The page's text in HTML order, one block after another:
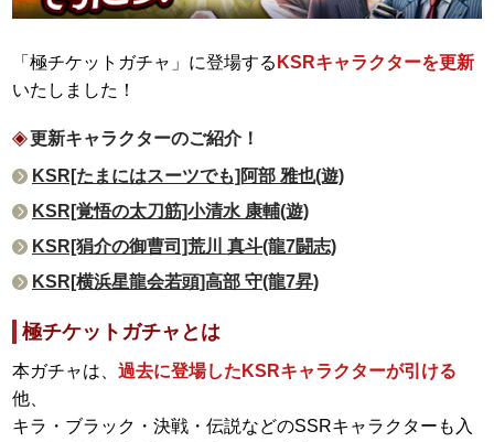
「極チケットガチャ」に登場する KSRキャラクターを更新
いたしました！
更新キャラクターのご紹介！
KSR[たまにはスーツでも]阿部 雅也(遊)
KSR[覚悟の太刀筋]小清水 康輔(遊)
KSR[狷介の御曹司]荒川 真斗(龍7闘志)
KSR[横浜星龍会若頭]高部 守(龍7昇)
極チケットガチャとは
本ガチャは、 過去に登場したKSRキャラクターが引ける
他、
キラ・ブラック・決戦・伝説などのSSRキャラクターも入